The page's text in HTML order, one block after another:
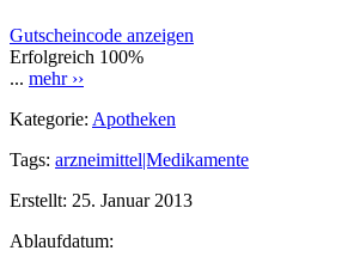
Gutscheincode anzeigen
Erfolgreich 100%
... mehr ››
Kategorie: Apotheken
Tags: arzneimittel|Medikamente
Erstellt: 25. Januar 2013
Ablaufdatum: